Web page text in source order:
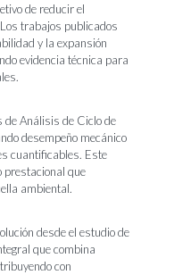
de reducir el
trabajos publicados
y la expansión
evidencia técnica para
deAnálisis de Ciclo de
desempeño mecánico
cuantificables. Este
prestacional que
ambiental.
desde el estudio de
que combina
con